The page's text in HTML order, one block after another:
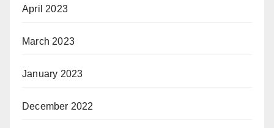
April 2023
March 2023
January 2023
December 2022